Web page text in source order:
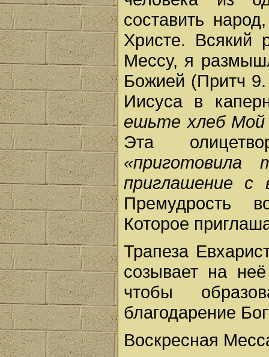
составить
Христе. Всякий
Мессу, я
Божией (Притч
Иисуса в
ешьте хлеб Мой
Эта
«приготовила
приглашение с
Премудрость
Которое
Трапеза
созывает на
чтобы
благодарение
Воскресная